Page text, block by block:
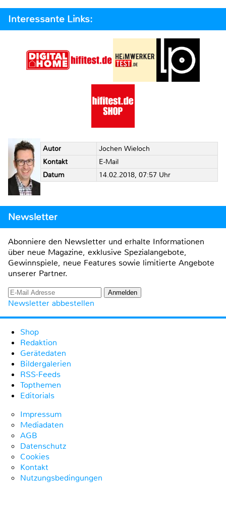
Interessante Links:
Autor
Jochen Wieloch
Kontakt
E-Mail
Datum
14.02.2018, 07:57 Uhr
Newsletter
Abonniere den Newsletter und erhalte Informationen
über neue Magazine, exklusive Spezialangebote,
Gewinnspiele, neue Features sowie limitierte Angebote
unserer Partner.
Newsletter abbestellen
Shop
Redaktion
Gerätedaten
Bildergalerien
RSS-Feeds
Topthemen
Editorials
Impressum
Mediadaten
AGB
Datenschutz
Cookies
Kontakt
Nutzungsbedingungen